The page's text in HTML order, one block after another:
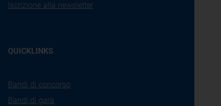
Iscrizione alla newsletter
QUICKLINKS
Bandi di concorso
Bandi di gara